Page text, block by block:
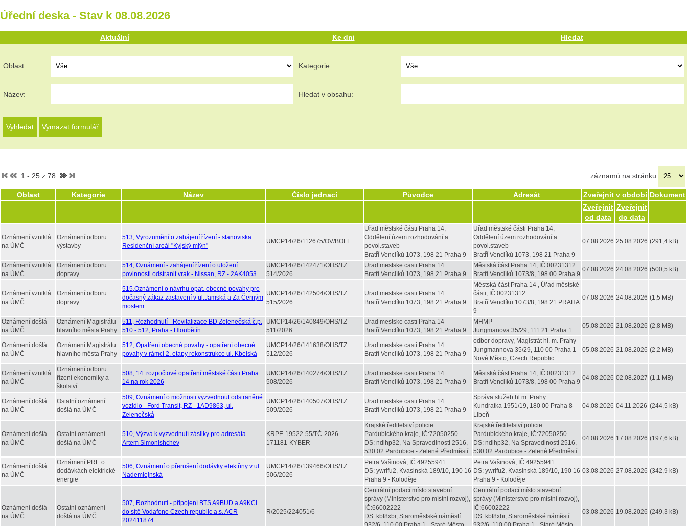
Úřední deska - Stav k 08.08.2026
Aktuální Ke dni Hledat
Oblast: Kategorie:
Název: Hledat v obsahu:
1 - 25 z 78 záznamů na stránku
Oblast Kategorie Název Číslo jednací Původce Adresát Zveřejnit v období Dokument
Zveřejnit
od data
Zveřejnit
do data
Oznámení vzniklá
na ÚMČ
Oznámení odboru
výstavby
513, Vyrozumění o zahájení řízení - stanoviska:
Residenční areál "Kyjský mlýn"
UMCP14/26/112675/OV/BOLL
Uřad městské části Praha 14,
Oddělení územ.rozhodování a
povol.staveb
Bratří Venclíků 1073, 198 21 Praha 9
Uřad městské části Praha 14,
Oddělení územ.rozhodování a
povol.staveb
Bratří Venclíků 1073, 198 21 Praha 9
07.08.2026 25.08.2026 (291,4 kB)
Oznámení vzniklá
na ÚMČ
Oznámení odboru
dopravy
514, Oznámení - zahájení řízení o uložení
povinnosti odstranit vrak - Nissan, RZ - 2AK4053
UMCP14/26/142471/OHS/TZ
514/2026
Urad mestske casti Praha 14
Bratří Venclíků 1073, 198 21 Praha 9
Městská část Praha 14, IČ:00231312
Bratří Venclíků 1073/8, 198 00 Praha 9
07.08.2026 24.08.2026 (500,5 kB)
Oznámení vzniklá
na ÚMČ
Oznámení odboru
dopravy
515,Oznámení o návrhu opat. obecné povahy pro
dočasný zákaz zastavení v ul.Jamská a Za Černým
mostem
UMCP14/26/142504/OHS/TZ
515/2026
Urad mestske casti Praha 14
Bratří Venclíků 1073, 198 21 Praha 9
Městská část Praha 14 , Úřad městské
části, IČ:00231312
Bratří Venclíků 1073/8, 198 21 PRAHA
9
07.08.2026 24.08.2026 (1,5 MB)
Oznámení došlá
na ÚMČ
Oznámení Magistrátu
hlavního města Prahy
511, Rozhodnutí - Revitalizace BD Zelenečská č.p.
510 - 512, Praha - Hloubětín
UMCP14/26/140849/OHS/TZ
511/2026
Urad mestske casti Praha 14
Bratří Venclíků 1073, 198 21 Praha 9
MHMP
Jungmanova 35/29, 111 21 Praha 1
05.08.2026 21.08.2026 (2,8 MB)
Oznámení došlá
na ÚMČ
Oznámení Magistrátu
hlavního města Prahy
512, Opatření obecné povahy - opatření obecné
povahy v rámci 2. etapy rekonstrukce ul. Kbelská
UMCP14/26/141638/OHS/TZ
512/2026
Urad mestske casti Praha 14
Bratří Venclíků 1073, 198 21 Praha 9
odbor dopravy, Magistrát hl. m. Prahy
Jungmannova 35/29, 110 00 Praha 1 -
Nové Město, Czech Republic
05.08.2026 21.08.2026 (2,2 MB)
Oznámení vzniklá
na ÚMČ
Oznámení odboru
řízení ekonomiky a
školství
508, 14. rozpočtové opatření městské části Praha
14 na rok 2026
UMCP14/26/140274/OHS/TZ
508/2026
Urad mestske casti Praha 14
Bratří Venclíků 1073, 198 21 Praha 9
Městská část Praha 14, IČ:00231312
Bratří Venclíků 1073/8, 198 00 Praha 9
04.08.2026 02.08.2027 (1,1 MB)
Oznámení došlá
na ÚMČ
Ostatní oznámení
došlá na ÚMČ
509, Oznámení o možnosti vyzvednout odstraněné
vozidlo - Ford Transit, RZ - 1AD9863, ul.
Zelenečská
UMCP14/26/140507/OHS/TZ
509/2026
Urad mestske casti Praha 14
Bratří Venclíků 1073, 198 21 Praha 9
Správa služeb hl.m. Prahy
Kundratka 1951/19, 180 00 Praha 8-
Libeň
04.08.2026 04.11.2026 (244,5 kB)
Oznámení došlá
na ÚMČ
Ostatní oznámení
došlá na ÚMČ
510, Výzva k vyzvednutí zásilky pro adresáta -
Artem Simonishchev
KRPE-19522-55/TČ-2026-
171181-KYBER
Krajské ředitelství policie
Pardubického kraje, IČ:72050250
DS: ndihp32, Na Spravedlnosti 2516,
530 02 Pardubice - Zelené Předměstí
Krajské ředitelství policie
Pardubického kraje, IČ:72050250
DS: ndihp32, Na Spravedlnosti 2516,
530 02 Pardubice - Zelené Předměstí
04.08.2026 17.08.2026 (197,6 kB)
Oznámení došlá
na ÚMČ
Oznámení PRE o
dodávkách elektrické
energie
506, Oznámení o přerušení dodávky elektřiny v ul.
Nademlejnská
UMCP14/26/139466/OHS/TZ
506/2026
Petra Vašinová, IČ:49255941
DS: ywrifu2, Kvasinská 189/10, 190 16
Praha 9 - Koloděje
Petra Vašinová, IČ:49255941
DS: ywrifu2, Kvasinská 189/10, 190 16
Praha 9 - Koloděje
03.08.2026 27.08.2026 (342,9 kB)
Oznámení došlá
na ÚMČ
Ostatní oznámení
došlá na ÚMČ
507, Rozhodnutí - připojení BTS A9BUD a A9KCI
do sítě Vodafone Czech republic a.s. ACR
202411874
R/2025/224051/6
Centrální podací místo stavební
správy (Ministerstvo pro místní rozvoj),
IČ:66002222
DS: kbt8xbr, Staroměstské náměstí
Centrální podací místo stavební
správy (Ministerstvo pro místní rozvoj),
IČ:66002222
DS: kbt8xbr, Staroměstské náměstí
03.08.2026 19.08.2026 (249,3 kB)